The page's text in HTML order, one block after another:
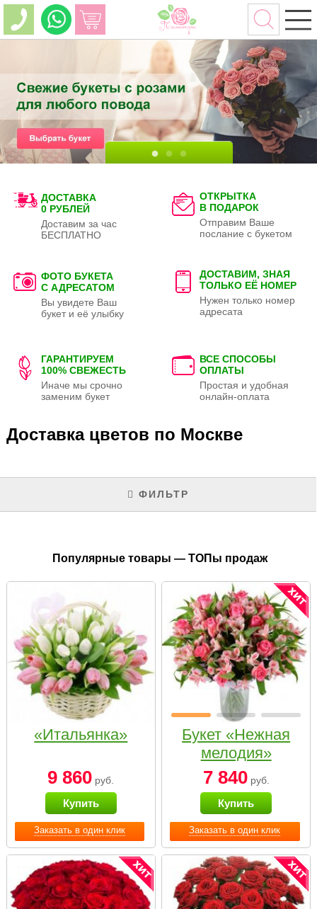
ДОСТАВКА
0 РУБЛЕЙ
Доставим за час
БЕСПЛАТНО
ОТКРЫТКА
В ПОДАРОК
Отправим Ваше
послание с букетом
ФОТО БУКЕТА
С АДРЕСАТОМ
Вы увидете Ваш
букет и её улыбку
ДОСТАВИМ, ЗНАЯ
ТОЛЬКО ЕЁ НОМЕР
Нужен только номер
адресата
ГАРАНТИРУЕМ
100% СВЕЖЕСТЬ
Иначе мы срочно
заменим букет
ВСЕ СПОСОБЫ
ОПЛАТЫ
Простая и удобная
онлайн-оплата
Доставка цветов по Москве
ФИЛЬТР
Популярные товары — ТОПы продаж
Заказать в один клик
«Итальянка»
9 860 руб.
Купить
Заказать в один клик
Букет «Нежная
мелодия»
7 840руб.
Купить